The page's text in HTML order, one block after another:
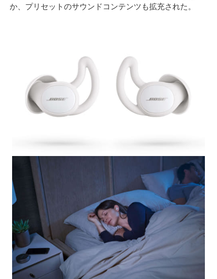
か、プリセットのサウンドコンテンツも拡充された。